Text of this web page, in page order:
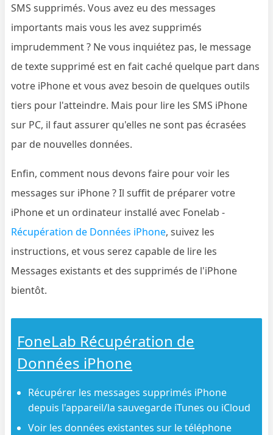
SMS supprimés. Vous avez eu des messages
importants mais vous les avez supprimés
imprudemment ? Ne vous inquiétez pas, le message
de texte supprimé est en fait caché quelque part dans
votre iPhone et vous avez besoin de quelques outils
tiers pour l'atteindre. Mais pour lire les SMS iPhone
sur PC, il faut assurer qu'elles ne sont pas écrasées
par de nouvelles données.
Enfin, comment nous devons faire pour voir les
messages sur iPhone ? Il suffit de préparer votre
iPhone et un ordinateur installé avec Fonelab -
Récupération de Données iPhone, suivez les
instructions, et vous serez capable de lire les
Messages existants et des supprimés de l'iPhone
bientôt.
FoneLab Récupération de
Données iPhone
Récupérer les messages supprimés iPhone
depuis l'appareil/la sauvegarde iTunes ou iCloud
Voir les données existantes sur le téléphone